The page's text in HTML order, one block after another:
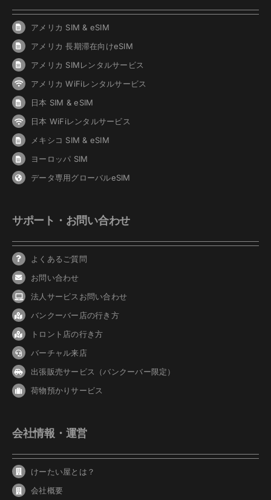
アメリカ SIM & eSIM
アメリカ 長期滞在向けeSIM
アメリカ SIMレンタルサービス
アメリカ WiFiレンタルサービス
日本 SIM & eSIM
日本 WiFiレンタルサービス
メキシコ SIM & eSIM
ヨーロッパ SIM
データ専用グローバルeSIM
サポート・お問い合わせ
よくあるご質問
お問い合わせ
法人サービスお問い合わせ
バンクーバー 店の行き方
トロント店の行き方
バーチャル来店
出張販売サービス（バンクーバー限定）
荷物預かりサービス
会社情報・運営
けーたい屋とは？
会社概要